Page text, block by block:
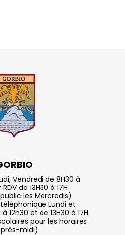
Vendredi de 8H30 à
de 13H30 à 17H
les Mercredis)
Lundi et
12h30 et de 13H30 à 17H
pour les horaires
midi)